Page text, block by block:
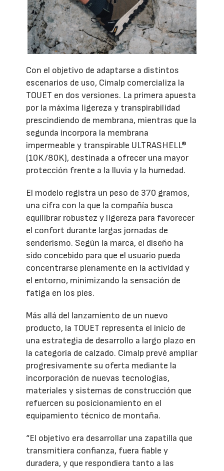
Con el objetivo de adaptarse a distintos
escenarios de uso, Cimalp comercializa la
TOUET en dos versiones. La primera apuesta
por la máxima ligereza y transpirabilidad
prescindiendo de membrana, mientras que la
segunda incorpora la membrana
impermeable y transpirable ULTRASHELL®
(10K/80K), destinada a ofrecer una mayor
protección frente a la lluvia y la humedad.
El modelo registra un peso de 370 gramos,
una cifra con la que la compañía busca
equilibrar robustez y ligereza para favorecer
el confort durante largas jornadas de
senderismo. Según la marca, el diseño ha
sido concebido para que el usuario pueda
concentrarse plenamente en la actividad y
el entorno, minimizando la sensación de
fatiga en los pies.
Más allá del lanzamiento de un nuevo
producto, la TOUET representa el inicio de
una estrategia de desarrollo a largo plazo en
la categoría de calzado. Cimalp prevé ampliar
progresivamente su oferta mediante la
incorporación de nuevas tecnologías,
materiales y sistemas de construcción que
refuercen su posicionamiento en el
equipamiento técnico de montaña.
“El objetivo era desarrollar una zapatilla que
transmitiera confianza, fuera fiable y
duradera, y que respondiera tanto a las